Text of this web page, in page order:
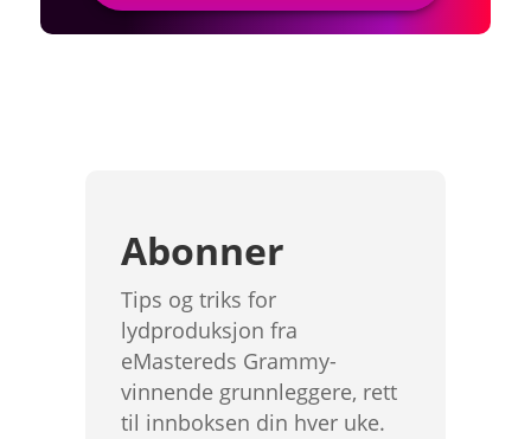
Abonner
Tips og triks for
lydproduksjon fra
eMastereds Grammy-
vinnende grunnleggere, rett
til innboksen din hver uke.